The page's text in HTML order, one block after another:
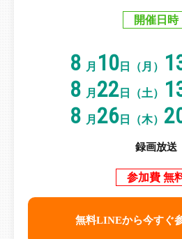
開催日時
8 月 10日（月）
8 月 22日（土）
8 月 26日（木）
録画放送
参加費 無
無料LINEから今すぐ